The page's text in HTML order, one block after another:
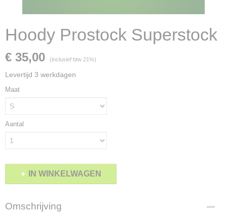
Hoody Prostock Superstock
€ 35,00 (inclusief btw 21%)
Levertijd 3 werkdagen
Maat
Aantal
IN WINKELWAGEN
Omschrijving